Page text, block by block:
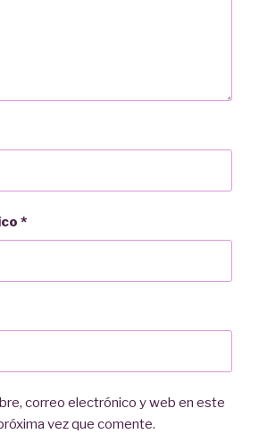
*
correo electrónico y web en este
vez que comente.